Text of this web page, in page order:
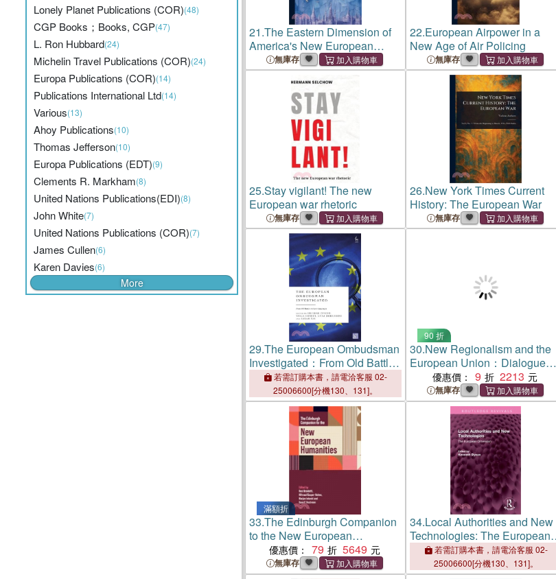
Lonely Planet Publications (COR)(48)
CGP Books；Books, CGP(47)
L. Ron Hubbard(24)
Michelin Travel Publications (COR)(24)
Europa Publications (COR)(14)
Publications International Ltd(14)
Various(13)
Ahoy Publications(10)
Thomas Jefferson(10)
Europa Publications (EDT)(9)
Clements R. Markham(8)
United Nations Publications(EDI)(8)
John White(7)
United Nations Publications (COR)(7)
James Cullen(6)
Karen Davies(6)
More
21.The Eastern Dimension of
America's New European
Allies無庫存
22.European Airpower in a
New Age of Air Policing
無庫存
25.Stay vigilant! The new
European war rhetoric
無庫存
26.New York Times Current
History: The European War
無庫存
29.The European Ombudsman
Investigated：From Old Battles
to New Challenges
若需訂購本書，請電洽客服 02-
25006600[分機130、131]。
90 折
30.New Regionalism and the
European Union：Dialogues,
Comparisons and New
Research Directions
優惠價： 9 2213
無庫存
滿額折
33.The Edinburgh Companion
to the New European
Humanities
優惠價： 79 5649
無庫存
34.Local Authorities and New
Technologies: The European
Dimension
若需訂購本書，請電洽客服 02-
25006600[分機130、131]。